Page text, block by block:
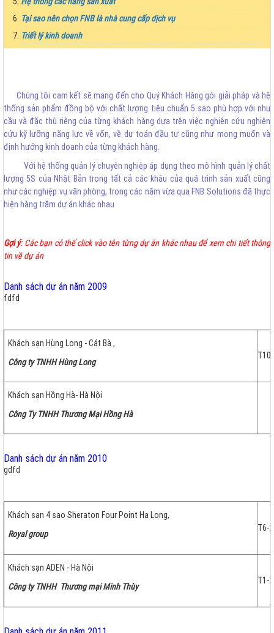
Tại sao nên chọn FNB là nhà cung cấp dịch vụ
Triết lý kinh doanh
Chúng tôi cam kết sẽ mang đến cho Quý Khách Hàng gói giải pháp và hệ
thống sản phẩm đồng bộ với chất lượng tiêu chuẩn 5 sao phù hợp với nhu
cầu và đặc thù riêng của từng khách hàng dựa trên việc nghiên cứu nghiên
cứu kỹ lưỡng năng lực về vốn, về dự toán đầu tư cũng như mong muốn và
định hướng kinh doanh của từng khách hàng.
Với hệ thống quản lý chuyên nghiệp áp dụng theo mô hình quản lý chất
lượng 5S của Nhật Bản trong tất cả các khâu của quá trình sản xuất cũng
như các nghiệp vụ văn phòng, trong các năm vừa qua FNB Solutions đã thực
hiện hàng trăm dự án khác nhau
Gợi ý: Các bạn có thể click vào tên từng dự án khác nhau để xem chi tiết thông
tin về dự án
Danh sách dự án năm 2009
fdfd
Khách sạn Hùng Long - Cát Bà ,
Công ty TNHH Hùng Long
Khách sạn Hồng Hà- Hà Nội
Công Ty TNHH Thương Mại Hồng Hà
Danh sách dự án năm 2010
gdfd
Khách sạn 4 sao Sheraton Four Point Ha Long,
Royal group
T6-
Khách sạn ADEN - Hà Nội
Công ty TNHH Thương mại Minh Thùy
T1-